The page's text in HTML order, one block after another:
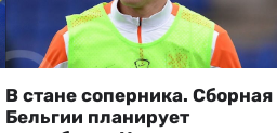
В стане соперника. Сборная
Бельгии планирует